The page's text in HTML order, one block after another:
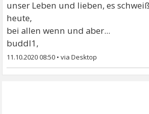
unser Leben und lieben, es
heute,
bei allen wenn und aber...
buddl1,
11.10.2020 08:50 •